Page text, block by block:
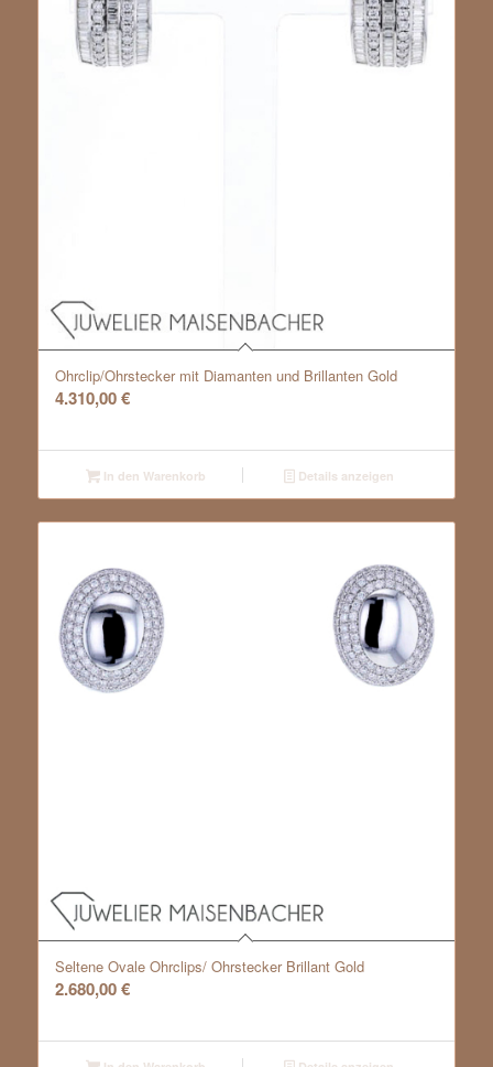
Ohrclip/Ohrstecker mit Diamanten und Brillanten Gold
4.310,00€
In den Warenkorb Details anzeigen
Seltene Ovale Ohrclips/ Ohrstecker Brillant Gold
2.680,00€